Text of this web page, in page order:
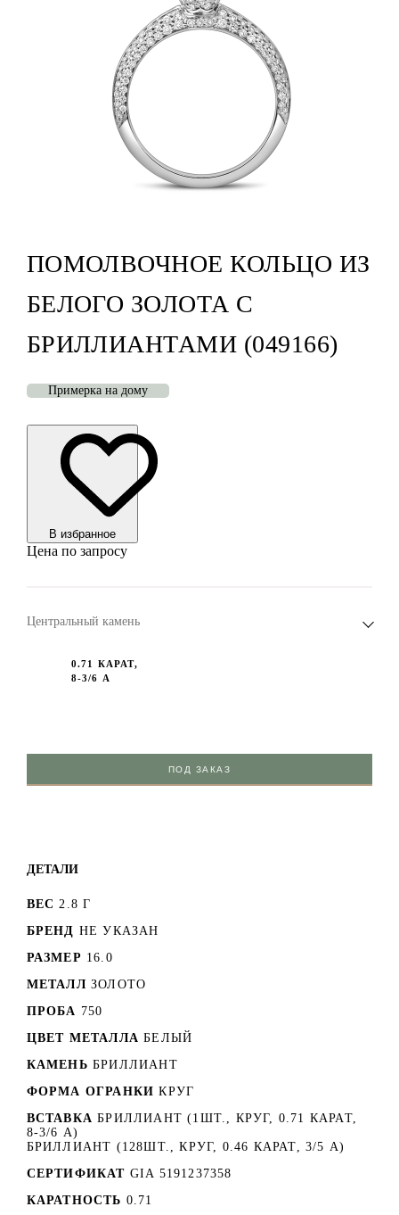
ПОМОЛВОЧНОЕ КОЛЬЦО ИЗ
БЕЛОГО ЗОЛОТА С
БРИЛЛИАНТАМИ (049166)
Примерка на дому
В избранноe
Цена по запросу
Центральный камень
0.71 КАРАТ,
8-3/6 А
ПОД ЗАКАЗ
ДЕТАЛИ
ВЕС 2.8 Г
БРЕНД НЕ УКАЗАН
РАЗМЕР 16.0
МЕТАЛЛ ЗОЛОТО
ПРОБА 750
ЦВЕТ МЕТАЛЛА БЕЛЫЙ
КАМЕНЬ БРИЛЛИАНТ
ФОРМА ОГРАНКИ КРУГ
ВСТАВКА БРИЛЛИАНТ (1ШТ., КРУГ, 0.71 КАРАТ,
8-3/6 А)
БРИЛЛИАНТ (128ШТ., КРУГ, 0.46 КАРАТ, 3/5 А)
СЕРТИФИКАТ GIA 5191237358
КАРАТНОСТЬ 0.71